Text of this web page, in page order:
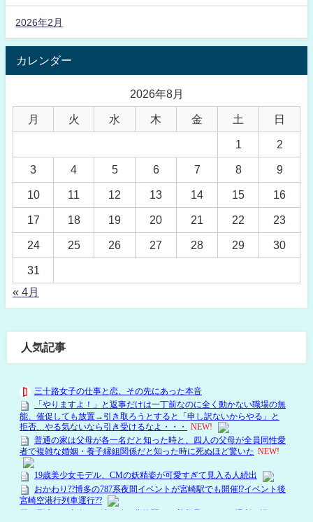
2026年2月
カレンダー
2026年8月
月 火 水 木 金 土 日
1 2
3 4 5 6 7 8 9
10 11 12 13 14 15 16
17 18 19 20 21 22 23
24 25 26 27 28 29 30
31
« 4月
人気記事